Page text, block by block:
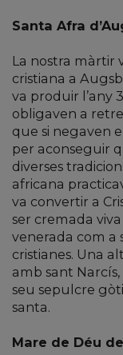
Santa Afra
La nostra màrtir
cristiana a
va produir l’any
obligaven a
que si negaven
per aconseguir
diverses
africana
va convertir a
ser cremada
venerada com a
cristianes. Una
amb sant Narcís,
seu sepulcre
santa.
Mare de Déu